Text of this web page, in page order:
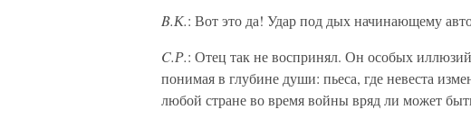
B.К.: Вот это да! Удар под дых начинающему
C.Р.: Отец так не воспринял. Он особых
понимая в глубине души: пьеса, где невеста
любой стране во время войны вряд ли может